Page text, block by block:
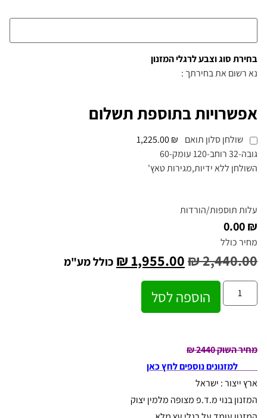
בחירת סוג וצבע לרגלי המזנון
נא רשום את בחירתך :
אפשרויות בתוספת תשלום
שולחן סלון תואם
₪ 1,225.00
גובה-32 רוחב-120 עומק-60
השולחן ללא ידיות,מגירות טאץ'
עלות תוספות/הורדות
₪ 0.00
מחיר כולל
₪2,440.00
₪ 1,955.00 כולל מע"מ
הוספה לסל
מחיר השוק 2440 ₪
למזנונים נוספים לחץ כאן
ארץ ייצור : ישראל
המזנון בנוי מ.ד.פ מצופה מלמין יצוק